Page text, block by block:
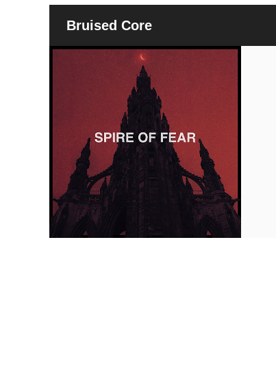
Bruised Core